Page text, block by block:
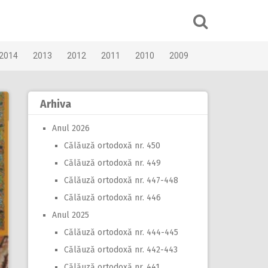
2013 2012 2011 2010 2009
Arhiva
Anul 2026
Călăuză ortodoxă nr. 450
Călăuză ortodoxă nr. 449
Călăuză ortodoxă nr. 447-448
Călăuză ortodoxă nr. 446
Anul 2025
Călăuză ortodoxă nr. 444-445
Călăuză ortodoxă nr. 442-443